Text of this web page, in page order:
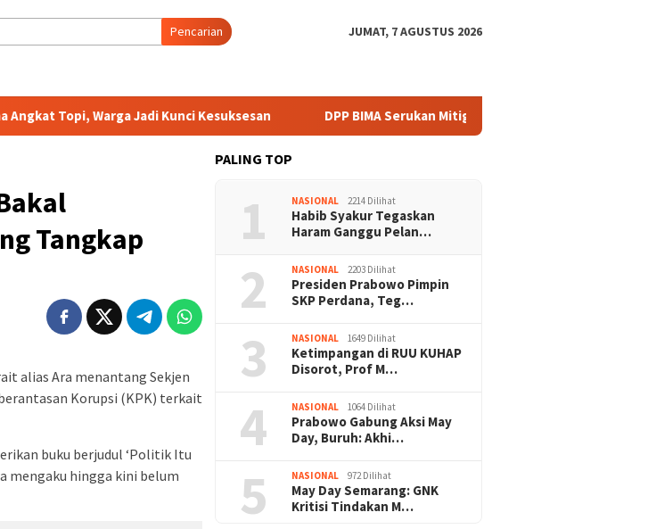
Pencarian JUMAT, 7 AGUSTUS 2026
Warga Jadi Kunci Kesuksesan DPP BIMA Serukan Mitigasi Karhutla Harus Libatkan Komunitas
Tangkap
alias Ara menantang Sekjen
Korupsi (KPK) terkait
buku berjudul ‘Politik Itu
mengaku hingga kini belum
PALING TOP
1 NASIONAL 2214 Dilihat
Habib Syakur Tegaskan
Haram Ganggu Pelan…
2 NASIONAL 2203 Dilihat
Presiden Prabowo Pimpin
SKP Perdana, Teg…
3 NASIONAL 1649 Dilihat
Ketimpangan di RUU KUHAP
Disorot, Prof M…
4 NASIONAL 1064 Dilihat
Prabowo Gabung Aksi May
Day, Buruh: Akhi…
5 NASIONAL 972 Dilihat
May Day Semarang: GNK
Kritisi Tindakan M…